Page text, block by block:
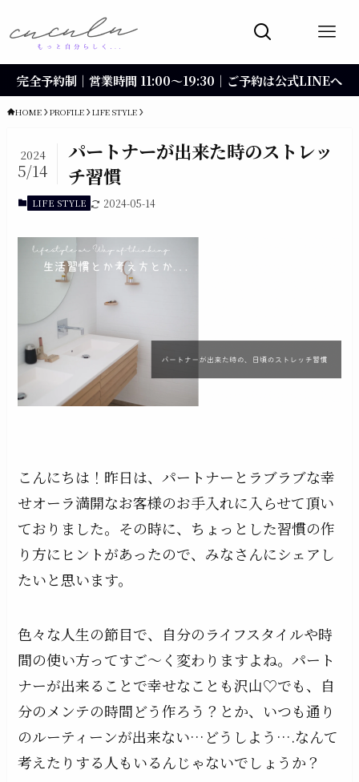
完全予約制｜営業時間 11:00〜19:30｜ご予約は公式LINEへ
HOME PROFILE LIFE STYLE
パートナーが出来た時のストレッ
チ習慣
2024
5/14
LIFE STYLE 2024-05-14
こんにちは！昨日は、パートナーとラブラブな幸
せオーラ満開なお客様のお手入れに入らせて頂い
ておりました。その時に、ちょっとした習慣の作
り方にヒントがあったので、みなさんにシェアし
たいと思います。
色々な人生の節目で、自分のライフスタイルや時
間の使い方ってすご〜く変わりますよね。パート
ナーが出来ることで幸せなことも沢山♡でも、自
分のメンテの時間どう作ろう？とか、いつも通り
のルーティーンが出来ない…どうしよう….なんて
考えたりする人もいるんじゃないでしょうか？